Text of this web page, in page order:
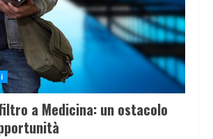
a Medicina: un ostacolo